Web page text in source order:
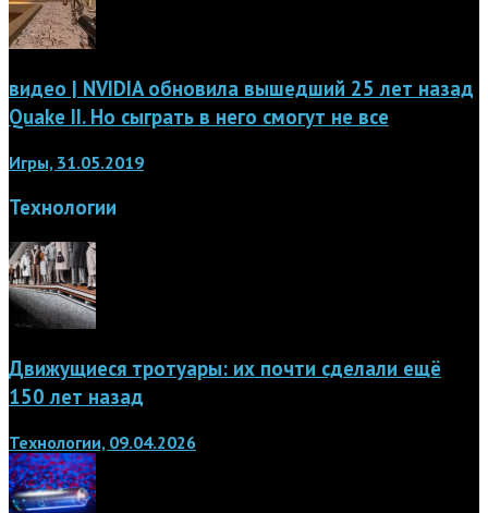
видео | NVIDIA обновила вышедший 25 лет назад
Quake II. Но сыграть в него смогут не все
Игры, 31.05.2019
Технологии
Движущиеся тротуары: их почти сделали ещё
150 лет назад
Технологии, 09.04.2026